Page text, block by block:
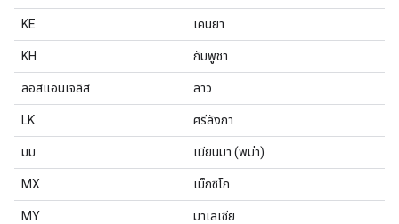
KE เคนยา
KH กัมพูชา
ลอสแอนเจลิส ลาว
LK ศรีลังกา
มม. เมียนมา (พม่า)
MX เม็กซิโก
MY มาเลเซีย